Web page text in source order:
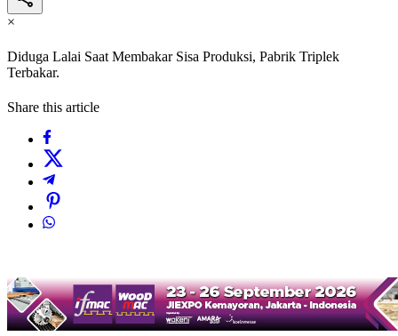
×
Diduga Lalai Saat Membakar Sisa Produksi, Pabrik Triplek
Terbakar.
Share this article